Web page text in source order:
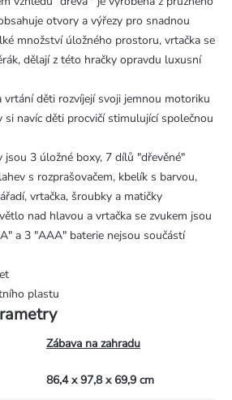
otvory a výřezy pro snadnou
množství úložného prostoru, vrtačka se
dělají z této hračky opravdu luxusní
vrtání děti rozvíjejí svoji jemnou motoriku
si navíc děti procvičí stimulující společnou
jsou 3 úložné boxy, 7 dílů "dřevěné"
s rozprašovačem, kbelík s barvou,
vrtačka, šroubky a matičky
nad hlavou a vrtačka se zvukem jsou
a 3 "AAA" baterie nejsou součástí
plastu
Zábava na zahradu
86,4 x 97,8 x 69,9 cm